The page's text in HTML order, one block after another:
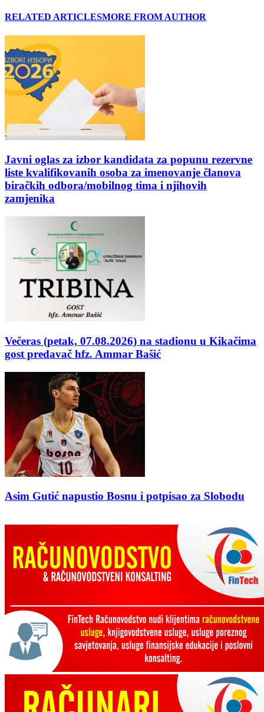
RELATED ARTICLESMORE FROM AUTHOR
Javni oglas za izbor kandidata za popunu rezervne
liste kvalifikovanih osoba za imenovanje članova
biračkih odbora/mobilnog tima i njihovih
zamjenika
Večeras (petak, 07.08.2026) na stadionu u Kikačima
gost predavač hfz. Ammar Bašić
Asim Gutić napustio Bosnu i potpisao za Slobodu